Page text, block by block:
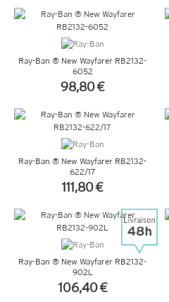
Ray-Ban ® New Wayfarer RB2132-
6052
98,80 €
Ray-Ban ® New Wayfarer RB2132-
622/17
111,80 €
Ray-Ban ® New Wayfarer RB2132-
902L
106,40 €